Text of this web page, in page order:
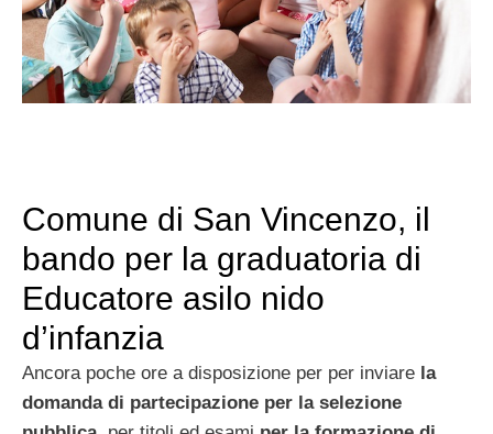
Comune di San Vincenzo, il
bando per la graduatoria di
Educatore asilo nido
d’infanzia
Ancora poche ore a disposizione per per inviare la
domanda di partecipazione per la selezione